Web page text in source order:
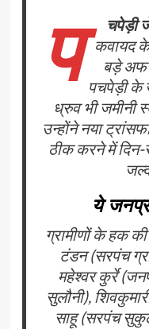
प चपेड़ी
कवायद
बड़े
पचपेड़ी के
ध्रुव भी जमीनी
उन्होंने नया
ठीक करने में दिन-
ये
ग्रामीणों के हक
टंडन (सरपंच
महेश्वर कुर्रे
सुलौनी),
साहू (सरपंच